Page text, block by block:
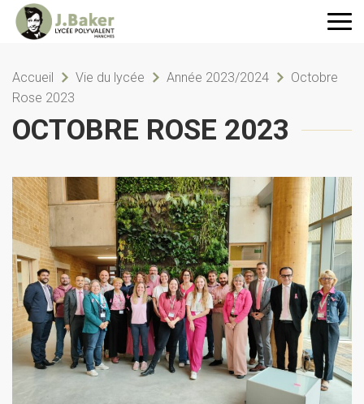
Accueil Vie du lycée Année 2023/2024
Octobre
Rose 2023
OCTOBRE ROSE 2023